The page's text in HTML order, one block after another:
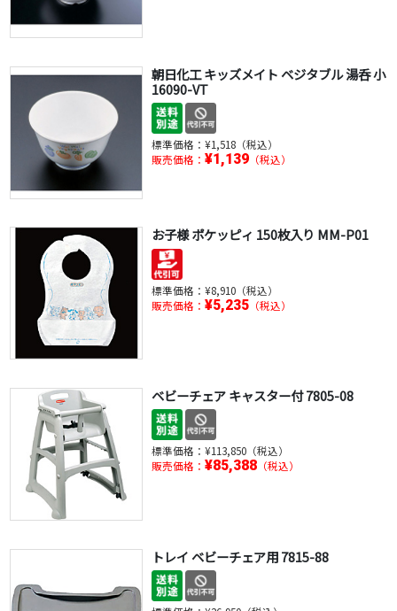
朝日化工 キッズメイト ベジタブル 湯呑 小
16090-VT
標準価格： ¥1,518（税込）
販売価格： ¥1,139（税込）
お子様 ポケッピィ 150枚入り MM-P01
標準価格： ¥8,910（税込）
販売価格： ¥5,235（税込）
ベビーチェア キャスター付 7805-08
標準価格： ¥113,850（税込）
販売価格： ¥85,388（税込）
トレイ ベビーチェア用 7815-88